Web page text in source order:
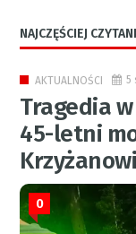
NAJCZĘŚCIEJ
AKTUALNOŚCI 5
Tragedia
45-letni
0